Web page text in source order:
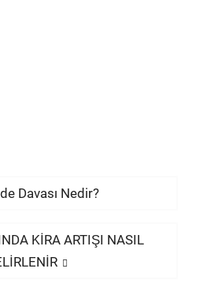
1
Davası Nedir?
KİRA ARTIŞI NASIL